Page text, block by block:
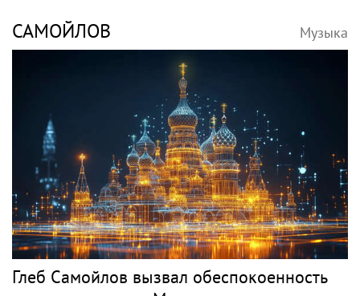
САМОЙЛОВ Музыка
Глеб Самойлов вызвал обеспокоенность